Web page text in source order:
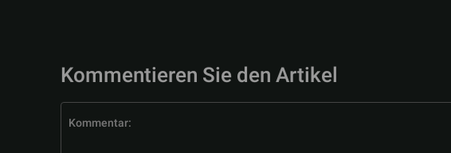
Kommentieren Sie den Artikel